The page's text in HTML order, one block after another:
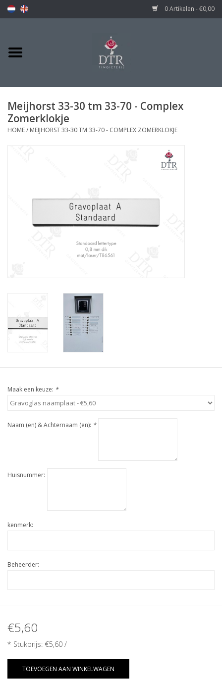
0 Artikelen - €0,00
Meijhorst 33-30 tm 33-70 - Complex
Zomerklokje
HOME/ MEIJHORST 33-30 TM 33-70 - COMPLEX ZOMERKLOKJE
Maak een keuze: *
Naam (en) & Achternaam (en): *
Huisnummer:
kenmerk:
Beheerder:
€5,60
* Stukprijs: €5,60 /
TOEVOEGEN AAN WINKELWAGEN